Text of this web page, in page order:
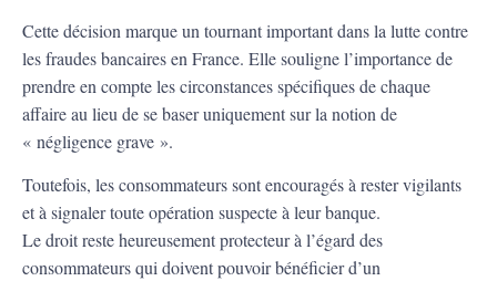
Cette décision marque un tournant important dans la lutte contre
les fraudes bancaires en France. Elle souligne l’importance de
prendre en compte les circonstances spécifiques de chaque
affaire au lieu de se baser uniquement sur la notion de
« négligence grave ».
Toutefois, les consommateurs sont encouragés à rester vigilants
et à signaler toute opération suspecte à leur banque.
Le droit reste heureusement protecteur à l’égard des
consommateurs qui doivent pouvoir bénéficier d’un